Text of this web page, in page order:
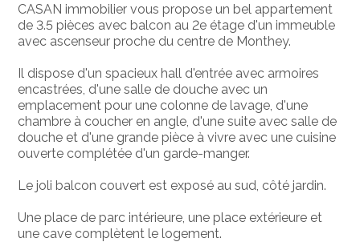
CASAN immobilier vous propose un bel appartement
de 3.5 pièces avec balcon au 2e étage d'un immeuble
avec ascenseur proche du centre de Monthey.
Il dispose d'un spacieux hall d'entrée avec armoires
encastrées, d'une salle de douche avec un
emplacement pour une colonne de lavage, d'une
chambre à coucher en angle, d'une suite avec salle de
douche et d'une grande pièce à vivre avec une cuisine
ouverte complétée d'un garde-manger.
Le joli balcon couvert est exposé au sud, côté jardin.
Une place de parc intérieure, une place extérieure et
une cave complètent le logement.